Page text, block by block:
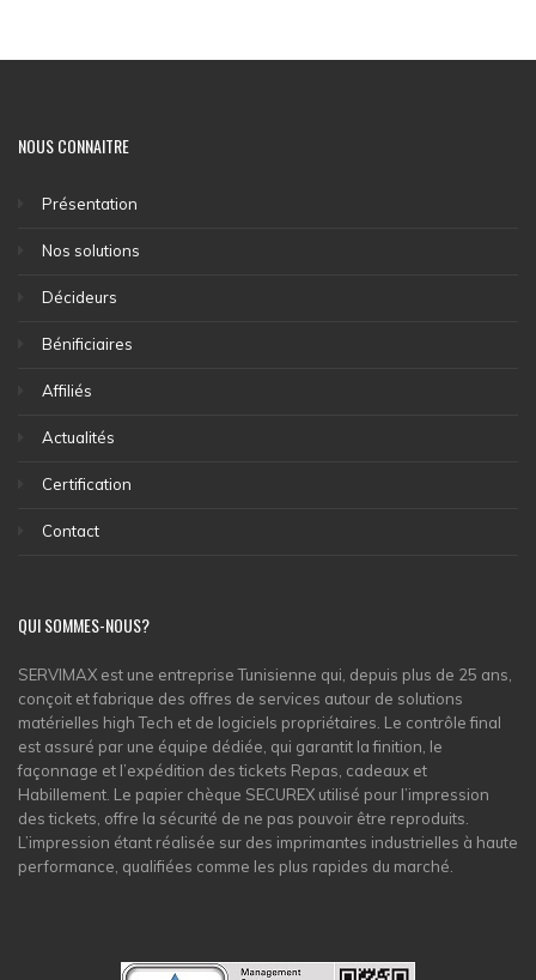
NOUS CONNAITRE
Présentation
Nos solutions
Décideurs
Bénificiaires
Affiliés
Actualités
Certification
Contact
QUI SOMMES-NOUS?
SERVIMAX est une entreprise Tunisienne qui, depuis plus de 25 ans,
conçoit et fabrique des offres de services autour de solutions
matérielles high Tech et de logiciels propriétaires. Le contrôle final
est assuré par une équipe dédiée, qui garantit la finition, le
façonnage et l’expédition des tickets Repas, cadeaux et
Habillement. Le papier chèque SECUREX utilisé pour l’impression
des tickets, offre la sécurité de ne pas pouvoir être reproduits.
L’impression étant réalisée sur des imprimantes industrielles à haute
performance, qualifiées comme les plus rapides du marché.